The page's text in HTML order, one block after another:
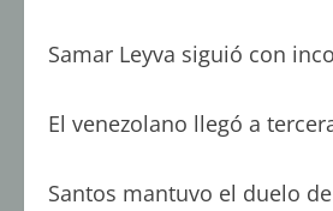
Samar Leyva siguió con
El venezolano llegó a
Santos mantuvo el duelo